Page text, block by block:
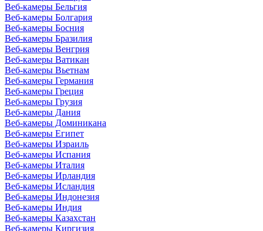
Веб-камеры Бельгия
Веб-камеры Болгария
Веб-камеры Босния
Веб-камеры Бразилия
Веб-камеры Венгрия
Веб-камеры Ватикан
Веб-камеры Вьетнам
Веб-камеры Германия
Веб-камеры Греция
Веб-камеры Грузия
Веб-камеры Дания
Веб-камеры Доминикана
Веб-камеры Египет
Веб-камеры Израиль
Веб-камеры Испания
Веб-камеры Италия
Веб-камеры Ирландия
Веб-камеры Исландия
Веб-камеры Индонезия
Веб-камеры Индия
Веб-камеры Казахстан
Веб-камеры Киргизия